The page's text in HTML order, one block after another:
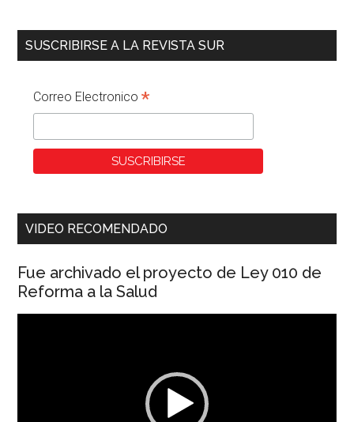
SUSCRIBIRSE A LA REVISTA SUR
Correo Electronico*
VIDEO RECOMENDADO
Fue archivado el proyecto de Ley 010 de
Reforma a la Salud